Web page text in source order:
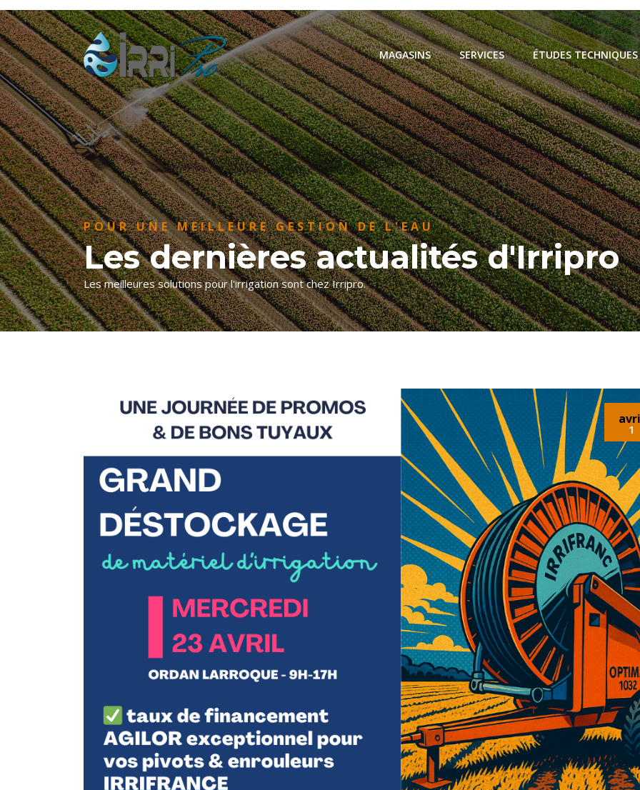
MAGASINS SERVICES ÉTUDES TECHNIQUES
POUR UNE MEILLEURE GESTION DE L'EAU
Les dernières actualités d'Irripro
Les meilleures solutions pour l'irrigation sont chez Irripro.
1